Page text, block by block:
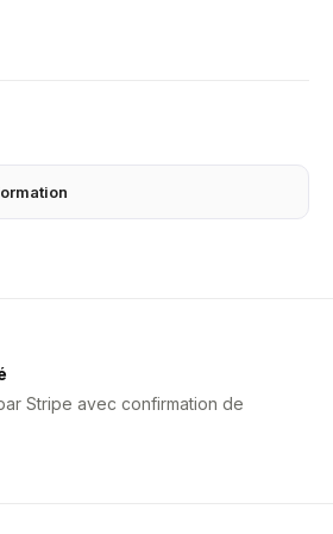
Stripe avec confirmation de